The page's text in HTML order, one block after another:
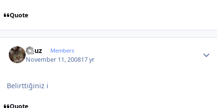
Quote
oguz Members
November 11, 200817 yr
Belirttiğiniz i
Quote